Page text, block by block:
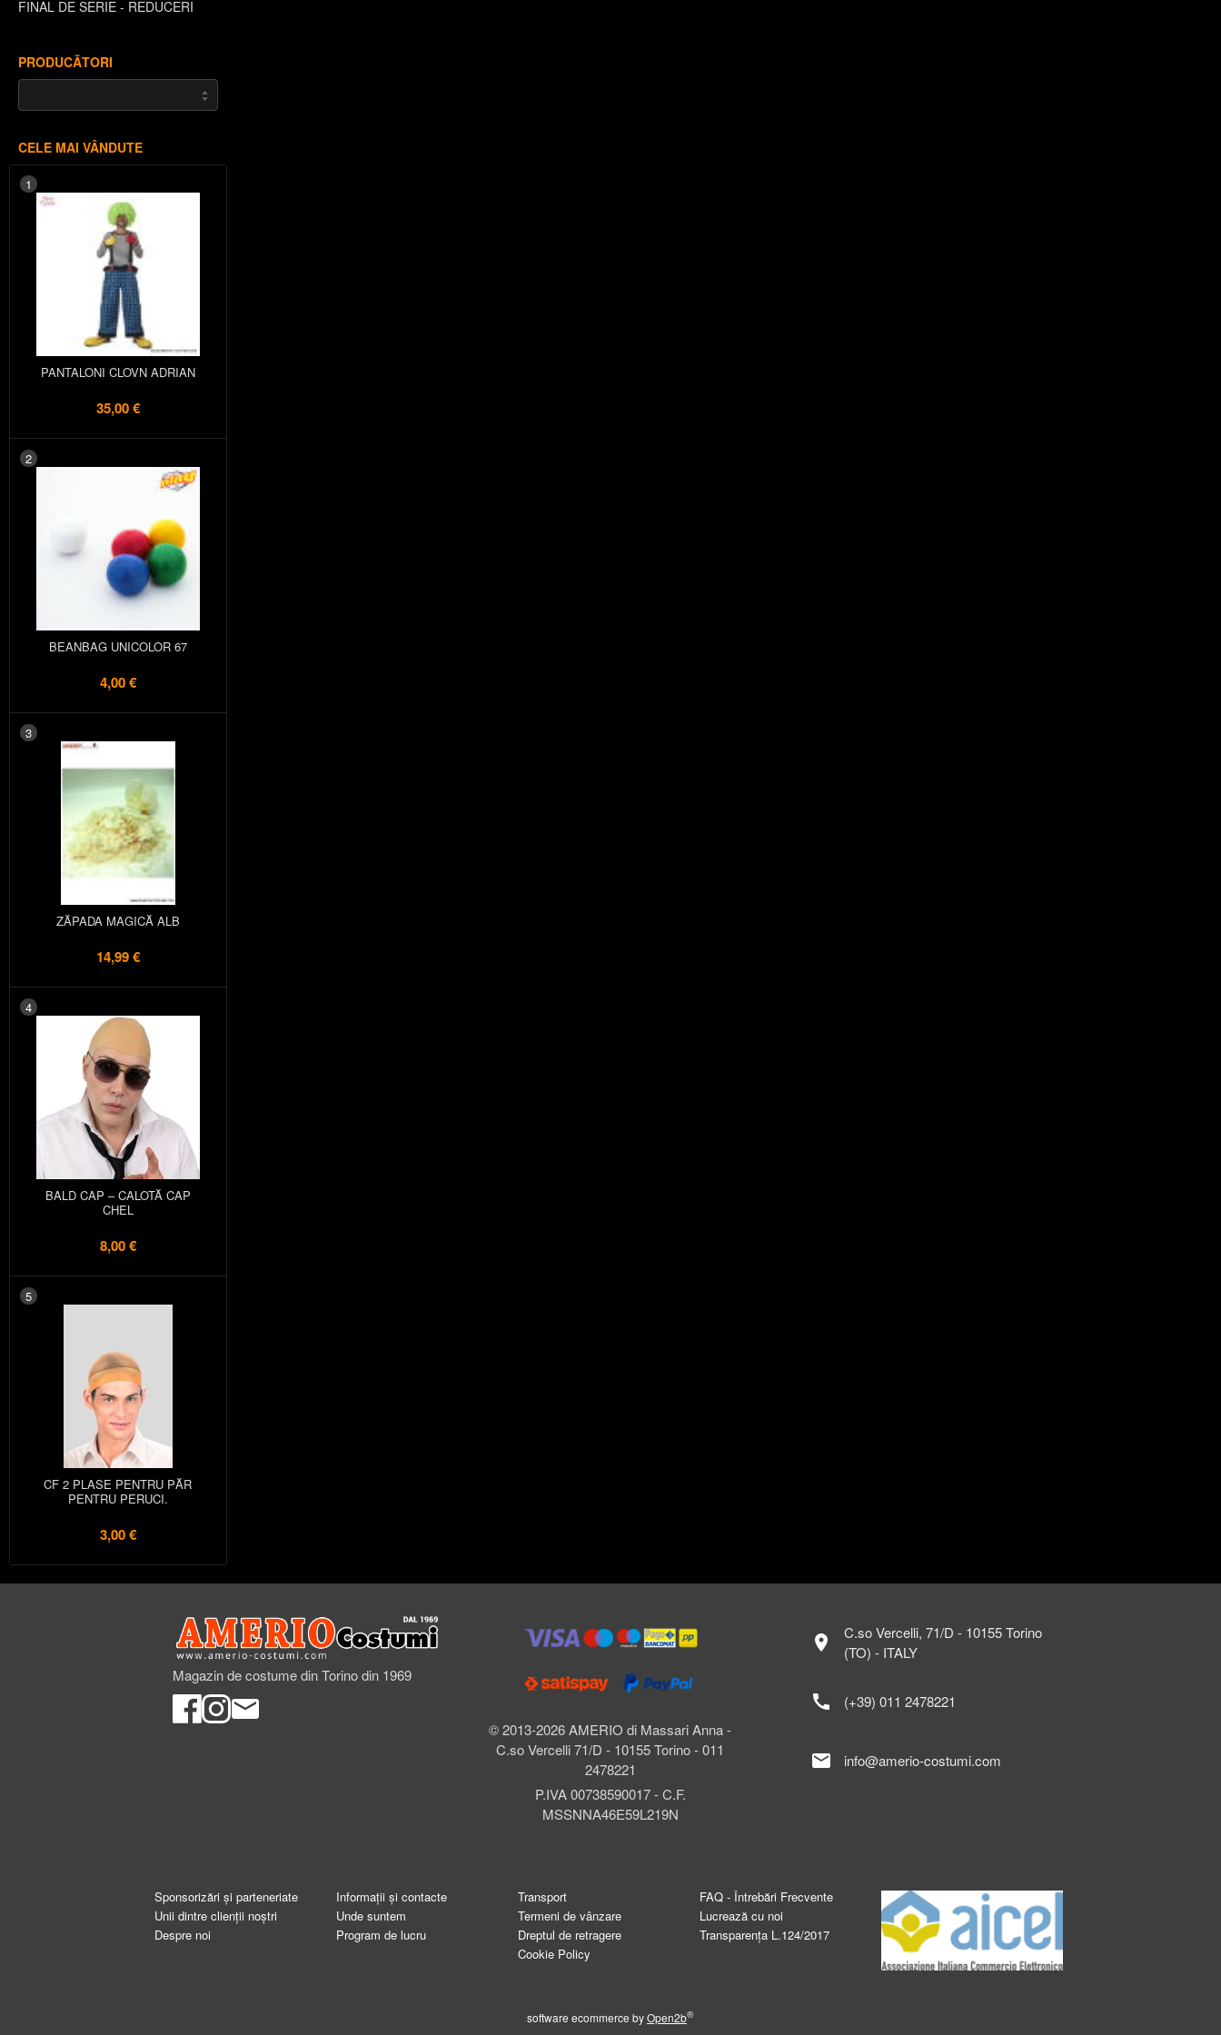
FINAL DE SERIE - REDUCERI
PRODUCĂTORI
CELE MAI VÂNDUTE
1
PANTALONI CLOVN ADRIAN
35,00 €
2
BEANBAG UNICOLOR 67
4,00 €
3
ZĂPADA MAGICĂ ALB
14,99 €
4
BALD CAP – CALOTĂ CAP
CHEL
8,00 €
5
CF 2 PLASE PENTRU PĂR
PENTRU PERUCI.
3,00 €
Magazin de costume din Torino din 1969
© 2013-2026 AMERIO di Massari Anna -
C.so Vercelli 71/D - 10155 Torino - 011
2478221
P.IVA 00738590017 - C.F.
MSSNNA46E59L219N
location_on
C.so Vercelli, 71/D - 10155 Torino
(TO) - ITALY
call (+39) 011 2478221
mail info@amerio-costumi.com
Sponsorizări și parteneriate
Unii dintre clienții noștri
Despre noi
Informații și contacte
Unde suntem
Program de lucru
Transport
Termeni de vânzare
Dreptul de retragere
Cookie Policy
FAQ - Întrebări Frecvente
Lucrează cu noi
Transparența L.124/2017
software ecommerce byOpen2b®